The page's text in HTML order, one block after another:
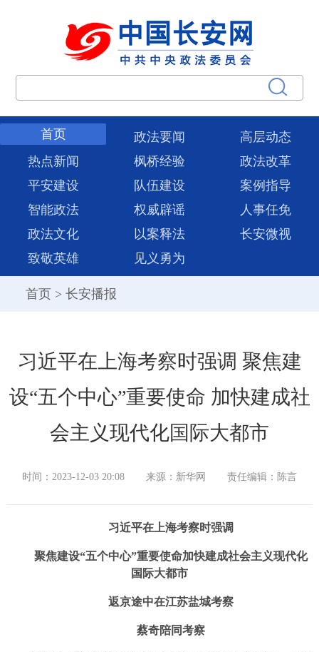
首页 政法要闻
高层动态
热点新闻
枫桥经验
政法改革
平安建设
队伍建设
案例指导
智能政法
权威辟谣
人事任免
政法文化
以案释法
长安微视
致敬英雄
见义勇为
首页 > 长安播报
习近平在上海考察时强调 聚焦建
设“五个中心”重要使命 加快建成社
会主义现代化国际大都市
时间：2023-12-03 20:08 来源：新华网 责任编辑：陈言
习近平在上海考察时强调
聚焦建设“五个中心”重要使命加快建成社会主义现代化
国际大都市
返京途中在江苏盐城考察
蔡奇陪同考察